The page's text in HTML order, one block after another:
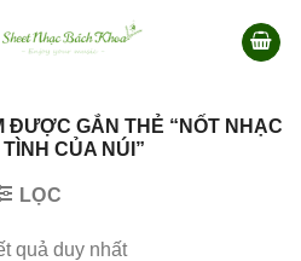
ĐƯỢC GẮN THẺ “NỐT NHẠC
CỦA NÚI”
LỌC
quả duy nhất